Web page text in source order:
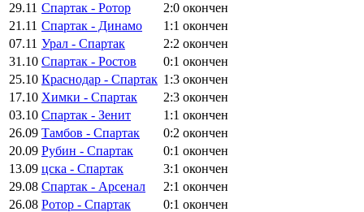
29.11 Спартак - Ротор 2:0 окончен
21.11 Спартак - Динамо 1:1 окончен
07.11 Урал - Спартак 2:2 окончен
31.10 Спартак - Ростов 0:1 окончен
25.10 Краснодар - Спартак 1:3 окончен
17.10 Химки - Спартак 2:3 окончен
03.10 Спартак - Зенит 1:1 окончен
26.09 Тамбов - Спартак 0:2 окончен
20.09 Рубин - Спартак 0:1 окончен
13.09 цска - Спартак 3:1 окончен
29.08 Спартак - Арсенал 2:1 окончен
26.08 Ротор - Спартак 0:1 окончен